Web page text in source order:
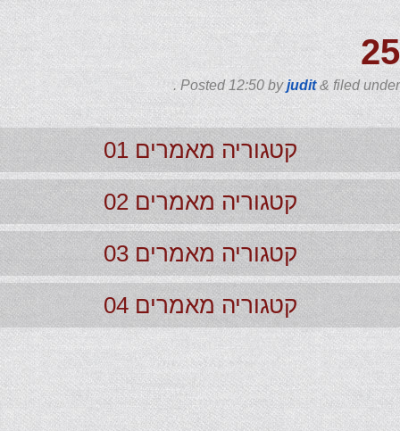
Posted12:50byjudit &filed
קטגוריה מאמרים 01
קטגוריה מאמרים 02
קטגוריה מאמרים 03
קטגוריה מאמרים 04